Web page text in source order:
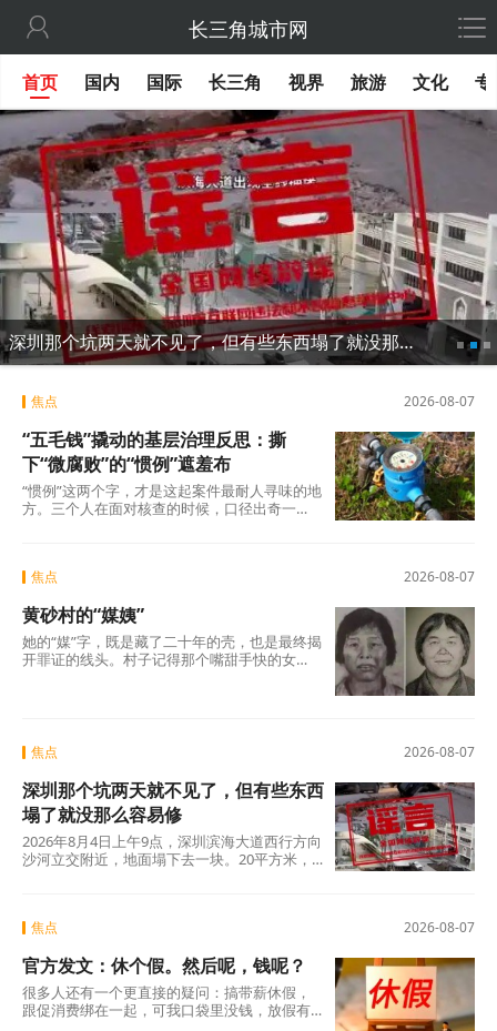
 长三角城市网
首页 国内 国际 长三角 视界 旅游 文化 专
深圳那个坑两天就不见了，但有些东西塌了就没那么容易修
2026-08-07
焦点
“五毛钱”撬动的基层治理反思：撕
下“微腐败”的“惯例”遮羞布
“惯例”这两个字，才是这起案件最耐人寻味的地
方。三个人在面对核查的时候，口径出奇一
议事程序、没有政策依据，仅凭几个人私下商
自欺欺人的“潜规则”。三人分工明确——每人负
责两根水管，各自收费、各自截留、余款入账
——分明是精心设计的利益勾兑，哪里有什
么“历来如此”的“惯例”?
2026-08-07
焦点
黄砂村的“媒姨”
她的“媒”字，既是藏了二十年的壳，也是最终揭
开罪证的线头。村子记得那个嘴甜手快的女
年。
2026-08-07
焦点
深圳那个坑两天就不见了，但有些东西
塌了就没那么容易修
2026年8月4日上午9点，深圳滨海大道西行方向
沙河立交附近，地面塌下去一块。20平方米，
2026-08-07
焦点
官方发文：休个假。然后呢，钱呢？
很多人还有一个更直接的疑问：搞带薪休假，
跟促消费绑在一起，可我口袋里没钱，放假有